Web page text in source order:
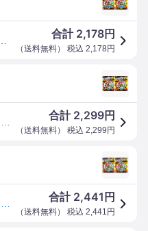
合計 2,178円
（送料無料） 税込 2,178 円
合計 2,299円
（送料無料） 税込 2,299 円
合計 2,441 円
（送料無料） 税込 2,441 円